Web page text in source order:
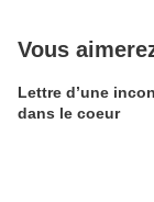
Vous
Lettre d’une
dans le coeur